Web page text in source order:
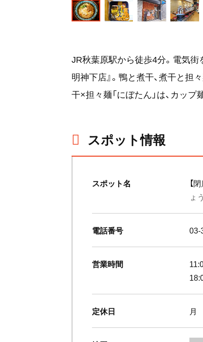
JR秋葉原駅から徒歩4分。電気
明神下店』。鴨と煮干、煮干と
干×担々麺「にぼたん」は、カッ
スポット情報
スポット名 【
ょ
電話番号 03-
営業時間
定休日 月